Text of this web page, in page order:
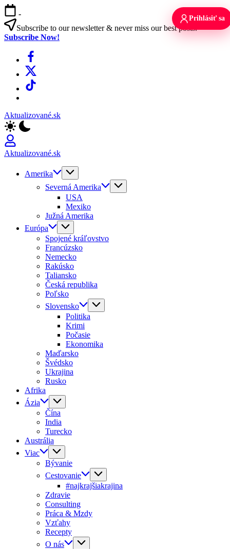
Skip
to
content
-
Subscribe to our newsletter & never miss our best posts.
Subscribe Now!
Facebook
X
TikTok
Aktualizované.sk
Aktualizované.sk
Amerika
Severná Amerika
USA
Mexiko
Južná Amerika
Európa
Spojené kráľovstvo
Francúzsko
Nemecko
Rakúsko
Taliansko
Česká republika
Poľsko
Slovensko
Politika
Krimi
Počasie
Ekonomika
Maďarsko
Švédsko
Ukrajina
Rusko
Afrika
Ázia
Čína
India
Turecko
Austrália
Viac
Bývanie
Cestovanie
#najkrajšiakrajina
Zdravie
Consulting
Práca & Mzdy
Vzťahy
Recepty
O nás
Prihlásiť sa